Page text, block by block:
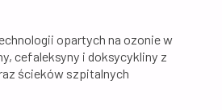
opartych na ozonie w
cefaleksyny i doksycykliny z
ścieków szpitalnych